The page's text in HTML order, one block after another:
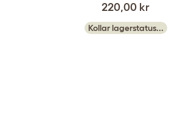
220,00 kr
Kollar lagerstatus...